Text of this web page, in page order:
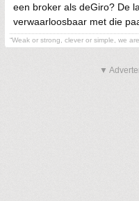
een broker als deGiro? De
verwaarloosbaar met die
“Weak or strong, clever or simple, we
▼